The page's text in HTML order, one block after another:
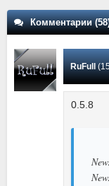
Комментарии
RuFull (15
0.5.8